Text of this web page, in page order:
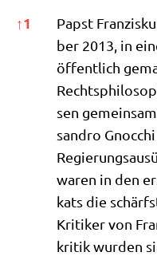
-↑1
Papst
ber 2013, in
öffent­lich
sen
san­dro
waren in den
kats die
Kri­ti­ker von
kri­tik wur­den